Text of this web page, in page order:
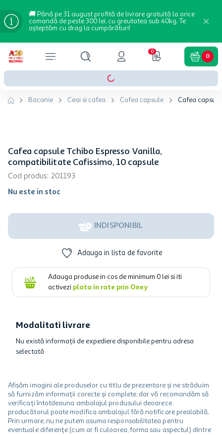
🚚 Până pe 31 august profită de livrare gratuită la orice
comandă de peste 300 lei, cu greutatea sub 40kg. Te
așteptăm cu drag la cumpărături!
0
0
Bacanie Ceai si cafea Cafea capsule Cafea
Cafea capsule Tchibo Espresso Vanilla,
compatibilitate Cafissimo, 10 capsule
Cod produs: 201193
Nu este in stoc
INDISPONIBIL
Adauga in lista de favorite
Adauga produse in cos de minimum 0 lei si iti
activezi plata in rate prin Oney
Modalitati livrare
Nu există informații de expediere disponibile pentru adresa
selectată
Afișăm imagini ale produselor cu titlu de prezentare și ne străduim
să furnizăm informații corecte și complete, dar vă recomandăm să
verificați întotdeauna ambalajul produsului deoarece
producătorul poate modifica ambalajul fără notificare prealabilă.
Prin urmare, nu ne putem asuma responsabilitatea pentru
eventuale diferențe (cum ar fi culoarea, forma sau aspectul) dintre